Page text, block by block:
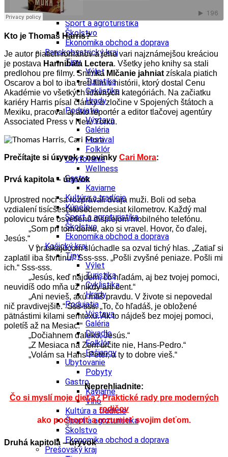
Šport a agroturistika
Školstvo
Ekonomika obchod a doprava
Banskobystrický kraj
Tipy
Výlet
Turistika
Cyklistika
Hrady
Podujatia
Výstava
Galéria
Festival
Folklór
Ubytovanie
Wellness
Gastro
Kaviarne
Kultúra a tradície
Kúpele
Šport a agroturistika
Školstvo
Ekonomika obchod a doprava
Košický kraj
Tipy
Výlet
Turistika
Cyklistika
Hrady
Podujatia
Výstava
Galéria
Divadlo
Folklór
Fašiangy
Ubytovanie
Pobyty
Gastro
Kaviarne
Víno
Kultúra a tradície
Šport a agroturistika
Školstvo
Ekonomika obchod a doprava
Prešovský kraj
Kto je Thomas Harris?
Je autor piatich románov a jeho vari najznámejšou kreáciou
je postava Hannibala Lectera. Všetky jeho knihy sa stali
predlohou pre filmy. Snímka Mlčanie jahniat získala piatich
Oscarov a bol to iba tretí film v histórii, ktorý dostal Cenu
Akadémie vo všetkých hlavných kategóriách. Na začiatku
kariéry Harris písal články o zločine v Spojených štátoch a
Mexiku, pracoval aj ako reportér a editor tlačovej agentúry
Associated Press v New Yorku.
Prečítajte si úryvok z novinky Cari Mora:
Prvá kapitola – úryvok
Uprostred noci sa rozprávali dvaja muži. Boli od seba
vzdialení tisícšesťstosedemdesiat kilometrov. Každý mal
polovicu tváre osvetlenú displejom mobilného telefónu.
„Som pri tom dome, ako si vravel. Hovor, čo ďalej,
Jesús.“
V praskajúcom slúchadle sa ozval tichý hlas. „Zatiaľ si
zaplatil iba štvrtinu.“ Sss-sss. „Pošli zvyšné peniaze. Pošli mi
ich.“ Sss-sss.
„Jesús, keď nájdem, čo hľadám, aj bez tvojej pomoci,
neuvidíš odo mňa už nikdy ani cent.“
„Ani nevieš, akú máš pravdu. V živote si nepovedal
nič pravdivejšie.“ Sss-sss. „To, čo hľadáš, je obložené
pätnástimi kilami semtexu. Ak to nájdeš bez mojej pomoci,
poletíš až na Mesiac.“
„Dočiahnem ďaleko, Jesús.“
„Z Mesiaca na Zem určite nie, Hans-Pedro.“
„Volám sa Hans-Peter, a ty to dobre vieš.“
Neprehliadnite:
Čo si myslí moje dieťa? Praktické rady pre moderných
rodičov
ako pochopiť a rozumieť svojim deťom.
Druhá kapitola – úryvok